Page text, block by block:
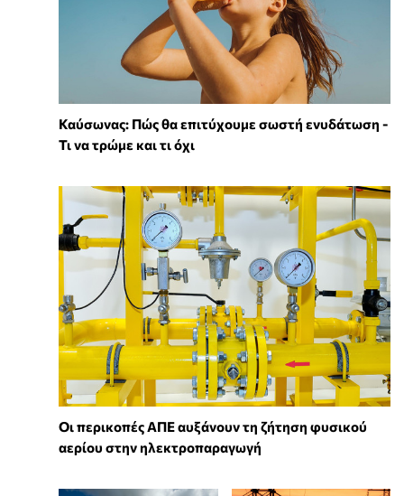
Καύσωνας: Πώς θα επιτύχουμε σωστή ενυδάτωση -
Τι να τρώμε και τι όχι
Οι περικοπές ΑΠΕ αυξάνουν τη ζήτηση φυσικού
αερίου στην ηλεκτροπαραγωγή